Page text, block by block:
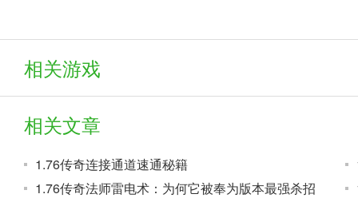
相关游戏
相关文章
1.76传奇连接通道速通秘籍
1.76传奇法师雷电术：为何它被奉为版本最强杀招